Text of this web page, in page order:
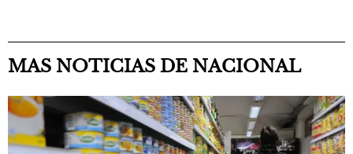
MAS NOTICIAS DE NACIONAL